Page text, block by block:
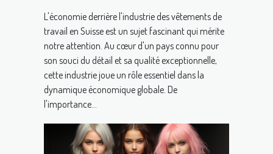
L'économie derrière l'industrie des vêtements de
travail en Suisse est un sujet fascinant qui mérite
notre attention. Au cœur d'un pays connu pour
son souci du détail et sa qualité exceptionnelle,
cette industrie joue un rôle essentiel dans la
dynamique économique globale. De
l'importance...